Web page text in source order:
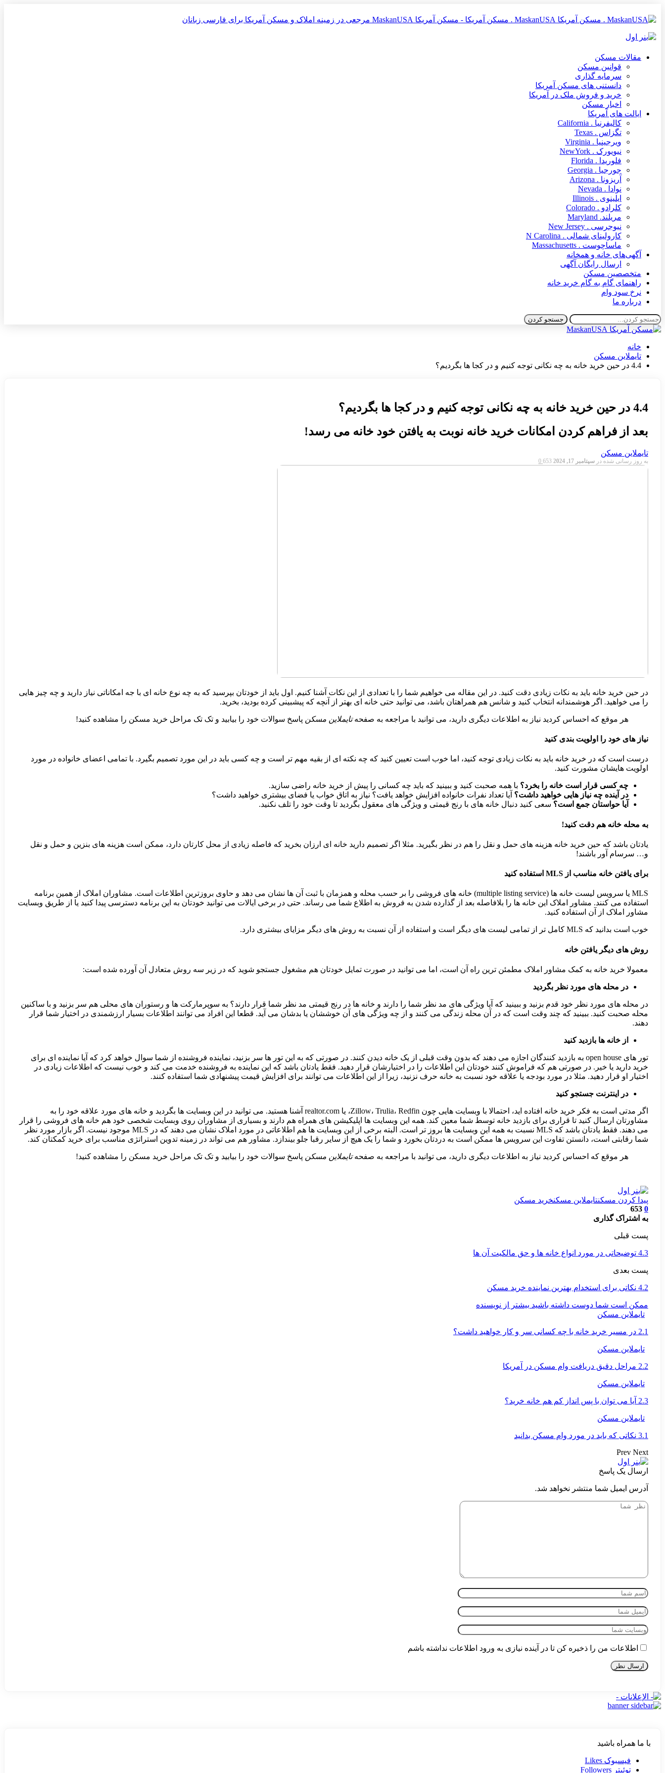
MaskanUSA . مسکن آمریکا - مسکن آمریکا MaskanUSA مرجعی در زمینه املاک و مسکن آمریکا برای فارسی زبانان
مقالات مسکن
قوانین مسکن
سرمایه گذاری
دانستنی های مسکن آمریکا
خرید و فروش ملک در آمریکا
اخبار مسکن
ایالت های آمریکا
کالیفرنیا . California
تگزاس . Texas
ویرجینیا . Virginia
نیویورک . NewYork
فلوریدا . Florida
جورجیا . Georgia
آریزونا . Arizona
نوادا . Nevada
ایلینوی . Illinois
کلرادو . Colorado
مریلند. Maryland
نیوجرسی . New Jersey
کارولینای شمالی . N Carolina
ماساچوست . Massachusetts
آگهی‌های خانه و همخانه
ارسال رایگان آگهی
متخصصین مسکن
راهنمای گام به گام خرید خانه
نرخ سود وام
درباره ما
خانه
تایملاین مسکن
4.4 در حین خرید خانه به چه نکانی توجه کنیم و در کجا ها بگردیم؟
4.4 در حین خرید خانه به چه نکانی توجه کنیم و در کجا ها بگردیم؟
بعد از فراهم کردن امکانات خرید خانه نوبت به یافتن خود خانه می رسد!
تایملاین مسکن
به روز رسانی شده در سپتامبر 17, 2024 653
در حین خرید خانه باید به نکات زیادی دقت کنید. در این مقاله می خواهیم شما را با تعدادی از این نکات آشنا کنیم. اول باید از خودتان بپرسید که به چه نوع خانه ای با جه امکاناتی نیاز دارید و چه چیز هایی
را می خواهید. اگر هوشمندانه انتخاب کنید و شانس هم همراهتان باشد، می توانید حتی خانه ای بهتر از آنچه که پیشبینی کرده بودید، بخرید.
هر موقع که احساس کردید نیاز به اطلاعات دیگری دارید، می توانید با مراجعه به صفحهتایملاین مسکن پاسخ سوالات خود را بیابید و تک تک مراحل خرید مسکن را مشاهده کنید!
نیاز های خود را اولویت بندی کنید
درست است که در خرید خانه باید به نکات زیادی توجه کنید، اما خوب است تعیین کنید که چه نکته ای از بقیه مهم تر است و چه کسی باید در این مورد تصمیم بگیرد. با تمامی اعضای خانواده در مورد
اولویت هایشان مشورت کنید.
چه کسی قرار است خانه را بخرد؟ با همه صحبت کنید و ببینید که باید چه کسانی را پیش از خرید خانه راضی سازید.
در آینده چه نیاز هایی خواهید داشت؟ آیا تعداد نفرات خانواده افزایش خواهد یافت؟ نیاز به اتاق خواب یا فضای بیشتری خواهید داشت؟
آیا حواستان جمع است؟ سعی کنید دنبال خانه های با رنج قیمتی و ویژگی های معقول بگردید تا وقت خود را تلف نکنید.
به محله خانه هم دقت کنید!
یادتان باشد که حین خرید خانه هزینه های حمل و نقل را هم در نظر بگیرید. مثلا اگر تصمیم دارید خانه ای ارزان بخرید که فاصله زیادی از محل کارتان دارد، ممکن است هزینه های بنزین و حمل و نقل
و… سرسام آور باشند!
برای یافتن خانه مناسب از MLS استفاده کنید
MLS یا سرویس لیست خانه ها (multiple listing service) خانه های فروشی را بر حسب محله و همزمان با ثبت آن ها نشان می دهد و حاوی بروزترین اطلاعات است. مشاوران املاک از همین برنامه
استفاده می کنند. مشاور املاک این خانه ها را بلافاصله بعد از گذارده شدن به فروش به اطلاع شما می رساند. حتی در برخی ایالات می توانید خودتان به این برنامه دسترسی پیدا کنید یا از طریق وبسایت
مشاور املاک از آن استفاده کنید.
خوب است بدانید که MLS کامل تر از تمامی لیست های دیگر است و استفاده از آن نسبت به روش های دیگر مزایای بیشتری دارد.
روش های دیگر یافتن خانه
معمولا خرید خانه به کمک مشاور املاک مطمئن ترین راه آن است، اما می توانید در صورت تمایل خودتان هم مشغول جستجو شوید که در زیر سه روش متعادل آن آورده شده است:
در محله های مورد نظر بگردید
در محله های مورد نظر خود قدم بزنید و ببینید که آیا ویژگی های مد نظر شما را دارند و خانه ها در رنج قیمتی مد نظر شما قرار دارند؟ به سوپرمارکت ها و رستوران های محلی هم سر بزنید و با ساکنین
محله صحبت کنید. ببینید که چند وقت است که در آن محله زندگی می کنند و از چه ویژگی های آن خوششان یا بدشان می آید. قطعا این افراد می توانند اطلاعات بسیار ارزشمندی در اختیار شما قرار
دهند.
از خانه ها بازدید کنید
تور های open house به بازدید کنندگان اجازه می دهند که بدون وقت قبلی از یک خانه دیدن کنند. در صورتی که به این تور ها سر بزنید، نماینده فروشنده از شما سوال خواهد کرد که آیا نماینده ای برای
خرید دارید یا خیر. در صورتی هم که فراموش کنند خودتان این اطلاعات را در اختیارشان قرار دهید. فقط یادتان باشد که این نماینده به فروشنده خدمت می کند و خوب نیست که اطلاعات زیادی در
اختیار او قرار دهید. مثلا در مورد بودجه یا علاقه خود نسبت به خانه حرف نزنید، زیرا از این اطلاعات می توانند برای افزایش قیمت پیشنهادی شما استفاده کنند.
در اینترنت جستجو کنید
اگر مدتی است به فکر خرید خانه افتاده اید، احتمالا با وبسایت هایی چون Zillow، Trulia، Redfin، یا realtor.com آشنا هستید. می توانید در این وبسایت ها بگردید و خانه های مورد علاقه خود را به
مشاورتان ارسال کنید تا قراری برای بازدید خانه توسط شما معین کند. همه این وبسایت ها اپلیکیشن های همراه هم دارند و بسیاری از مشاوران روی وبسایت شخصی خود هم خانه های فروشی را قرار
می دهند. فقط یادتان باشد که MLS نسبت به همه این وبسایت ها بروز تر است. البته برخی از این وبسایت ها هم اطلاعاتی در مورد املاک نشان می دهند که در MLS موجود نیست. اگر بازار مورد نظر
شما رقابتی است، دانستن تفاوت این سرویس ها ممکن است به دردتان بخورد و شما را یک هیچ از سایر رقبا جلو بیندازد. مشاور هم می تواند در زمینه تدوین استراتژی مناسب برای خرید کمکتان کند.
هر موقع که احساس کردید نیاز به اطلاعات دیگری دارید، می توانید با مراجعه به صفحهتایملاین مسکن پاسخ سوالات خود را بیابید و تک تک مراحل خرید مسکن را مشاهده کنید!
پیدا کردن مسکنتایملاین مسکنخرید مسکن
0
653
به اشتراک گذاری
پست قبلی
4.3 توضیحاتی در مورد انواع خانه ها و حق مالکیت آن ها
پست بعدی
4.2 نکاتی برای استخدام بهترین نماینده خرید مسکن
ممکن است شما دوست داشته باشید بیشتر از نویسنده
تایملاین مسکن
2.1 در مسیر خرید خانه با چه کسانی سر و کار خواهید داشت؟
تایملاین مسکن
2.2 مراحل دقیق دریافت وام مسکن در آمریکا
تایملاین مسکن
2.3 آیا می توان با پس انداز کم هم خانه خرید؟
تایملاین مسکن
3.1 نکاتی که باید در مورد وام مسکن بدانید
Prev Next
ارسال یک پاسخ
آدرس ایمیل شما منتشر نخواهد شد.
اطلاعات من را ذخیره کن تا در آینده نیازی به ورود اطلاعات نداشته باشم
با ما همراه باشید
فیسبوک Likes
توئیتر Followers